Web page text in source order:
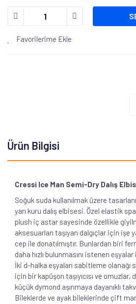
Favorilerime Ekle
Ürün Bilgisi
Cressi Ice Man Semi-Dry Dalış
Soğuk suda kullanılmak üzere
yarı kuru dalış elbisesi. Özel elastik
plush iç astar sayesinde özellikle
aksesuarları taşıyan dalgıçlar için işe
cep ile donatılmıştır. Bunlardan biri
daha hızlı bulunmasını istenen
İki d-halka eşyaları sabitleme olanağı
için bir kapüşon taşıyıcısı ve omuzlar,
küçük dymond aşınmaya dayanıklı
Bileklerde ve ayak bileklerinde çift